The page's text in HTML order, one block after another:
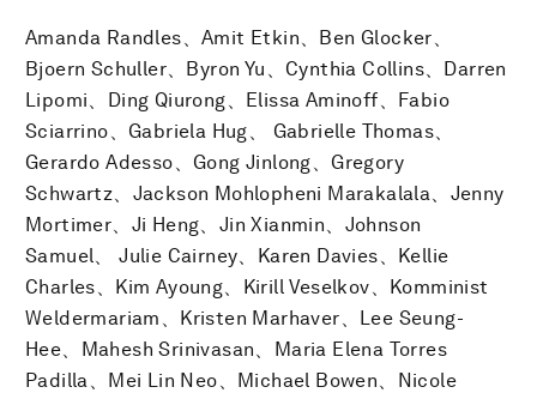
Amanda Randles、Amit Etkin、Ben Glocker、
Bjoern Schuller、Byron Yu、Cynthia Collins、Darren
Lipomi、Ding Qiurong、Elissa Aminoff、Fabio
Sciarrino、Gabriela Hug、 Gabrielle Thomas、
Gerardo Adesso、Gong Jinlong、Gregory
Schwartz、Jackson Mohlopheni Marakalala、Jenny
Mortimer、Ji Heng、Jin Xianmin、Johnson
Samuel、 Julie Cairney、Karen Davies、Kellie
Charles、Kim Ayoung、Kirill Veselkov、Komminist
Weldermariam、Kristen Marhaver、Lee Seung-
Hee、Mahesh Srinivasan、Maria Elena Torres
Padilla、Mei Lin Neo、Michael Bowen、Nicole